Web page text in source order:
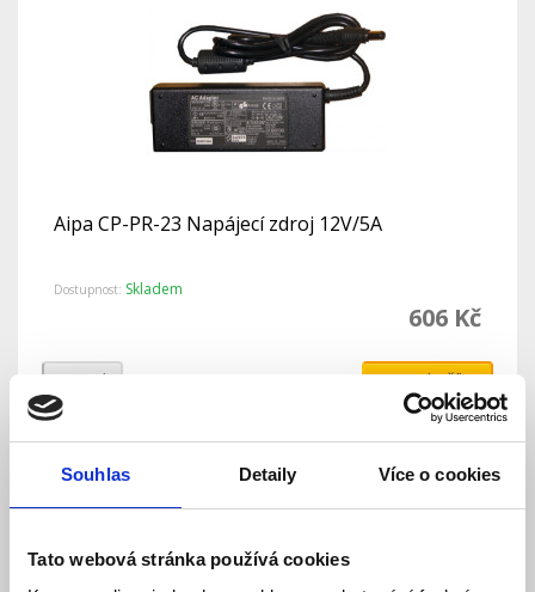
Souhlas Detaily Více o cookies
Tato webová stránka používá cookies
Aipa CP-PR-23 Napájecí zdroj 12V/5A
Dostupnost: Skladem
606 Kč
Detail Do košíku